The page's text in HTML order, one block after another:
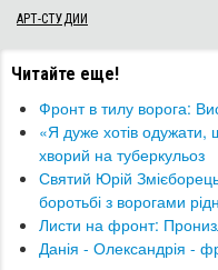
АРТ-СТУДИИ
Читайте еще!
Фронт в тилу ворога:
​«Я дуже хотів
хворий на туберкульоз
Святий Юрій
боротьбі з ворогами
Листи на фронт:
Данія - Олександрія -